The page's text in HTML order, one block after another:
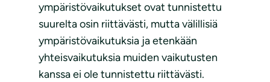
ympäristövaikutukset ovat tunnistettu
suurelta osin riittävästi, mutta välillisiä
ympäristövaikutuksia ja etenkään
yhteisvaikutuksia muiden vaikutusten
kanssa ei ole tunnistettu riittävästi.